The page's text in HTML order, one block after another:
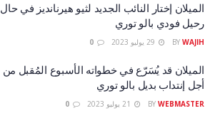
الميلان إختار النائب الجديد لثيو هيرنانديز في حال
رحيل فودي بالو توري
BY WAJIH
الميلان قد يُسَرّع في خطواته الأسبوع المُقبل من
أجل إنتداب بديل بالو توري
BY WEBMASTER